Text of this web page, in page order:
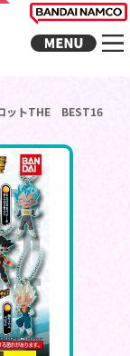
ットTHE BEST16